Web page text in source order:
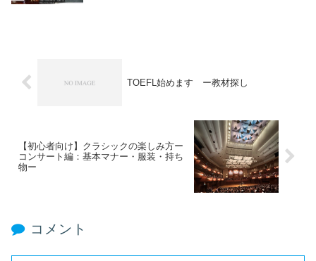
TOEFL始めます ー教材探し
【初心者向け】クラシックの楽しみ方ー
コンサート編：基本マナー・服装・持ち
物ー
コメント